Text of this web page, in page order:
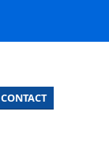
CONTACT